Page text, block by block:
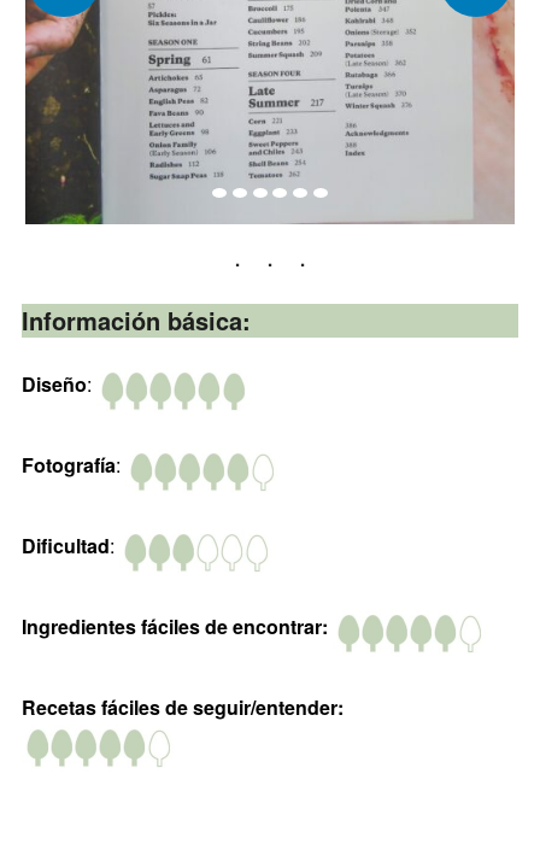
Información básica:
Diseño:
Fotografía:
Dificultad:
Ingredientes fáciles de encontrar:
Recetas fáciles de seguir/entender: